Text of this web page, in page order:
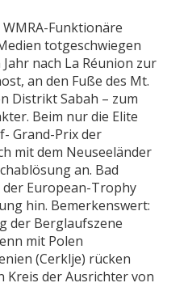
Funktionäre
totgeschwiegen
nach La Réunion zur
an den Fuße des Mt.
Distrikt Sabah – zum
Beim nur die Elite
Grand-Prix der
mit dem Neuseeländer
an. Bad
European-Trophy
hin. Bemerkenswert:
der Berglaufszene
mit Polen
(Cerklje) rücken
Kreis der Ausrichter von